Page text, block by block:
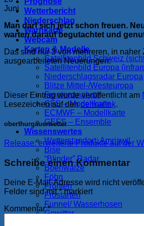
Wetterbericht
Niederschlag
Warnkarte
Webcam
Karten & Modelle
Satellitenbild Schweiz
Satellitenbild Europa
Niederschlagsradar Europa
Blitze Mittel-/Westeuropa
Frontenanalyse
GFS – Modellkarte
ECMWF – Modellkarte
GEFS – Ensemble
Wissenswertes
Wetterstandort: Amriswil
Bise
“Blinder” Radar
Böenwalze
Föhn
Fronten
Frostarten
Funnel/ Wasserhosen
Gewitter
Juni
Man darf sich jetzt schon freuen.
warten darauf begutachtet und
Das sind nur 3 von mehreren, in naher
ausgearbeiteten Neuerungen:
Dieser Eintrag wurde veröffentlicht am
Lesezeichen auf denpermalink.
oberthurgauerwetter
Release: erweiterte Produkte auf der
Schreibe einen Kommentar
Deine E-Mail-Adresse wird nicht
Felder sind mit*markiert
Kommentar*